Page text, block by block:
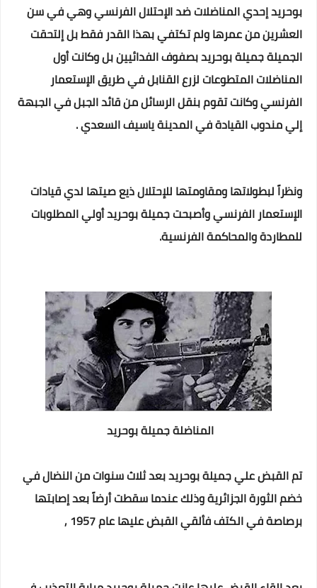
بوحريد إحدي المناضلات ضد الإحتلال الفرنسي وهي في سن
العشرين من عمرها ولم تكتفي بهذا القدر فقط بل إلتحقت
الجميلة جميلة بوحريد بصفوف الفدائيين بل وكانت أول
المناضلات المتطوعات لزرع القنابل في طريق الإستعمار
الفرنسي وكانت تقوم بنقل الرسائل من قائد الجبل في الجبهة
إلي مندوب القيادة في المدينة ياسيف السعدي .
ونظراً لبطولاتها ومقاومتها للإحتلال ذيع صيتها لدي قيادات
الإستعمار الفرنسي وأصبحت جميلة بوحريد أولي المطلوبات
للمطاردة والمحاكمة الفرنسية.
المناضلة جميلة بوحريد
تم القبض علي جميلة بوحريد بعد ثلاث سنوات من النضال في
خضم الثورة الجزائرية وذلك عندما سقطت أرضاً بعد إصابتها
برصاصة في الكتف فألقي القبض عليها عام 1957 ,